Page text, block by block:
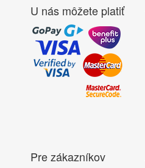
U nás môžete platiť
Pre zákazníkov